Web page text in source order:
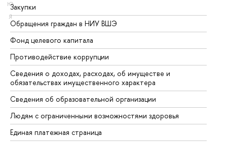
Ю
Я
Закупки
Обращения граждан в НИУ ВШЭ
Фонд целевого капитала
Противодействие коррупции
Сведения о доходах, расходах, об имуществе и
обязательствах имущественного характера
Сведения об образовательной организации
Людям с ограниченными возможностями здоровья
Единая платежная страница